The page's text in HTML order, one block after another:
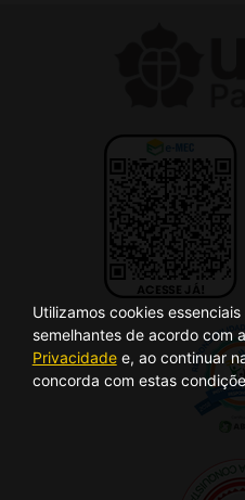
Utilizamos cookies
semelhantes de acordo com
Privacidadee, ao continuar
concorda com estas